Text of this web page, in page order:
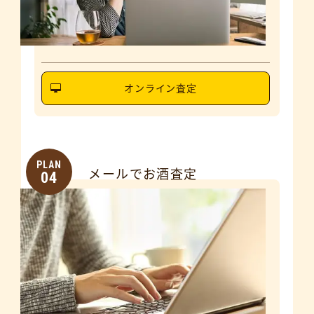
オンライン査定
PLAN
04 メールでお酒査定